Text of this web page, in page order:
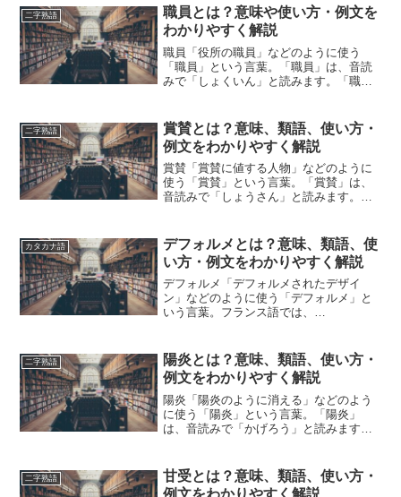
について、小説などの用例を紹介しなが
ら、わかりやすく解説して...
二字熟語
職員とは？意味や使い方・例文を
わかりやすく解説
職員「役所の職員」などのように使う
「職員」という言葉。「職員」は、音読
みで「しょくいん」と読みます。「職
い方について、小説などの用例を紹介し
て、わかりやすく解説していき...
二字熟語
賞賛とは？意味、類語、使い方・
例文をわかりやすく解説
賞賛「賞賛に値する人物」などのように
使う「賞賛」という言葉。「賞賛」は、
音読みで「しょうさん」と読みます。
や使い方や類語について、小説などの用
例を紹介しながら、わかりや...
カタカナ語
デフォルメとは？意味、類語、使
い方・例文をわかりやすく解説
デフォルメ「デフォルメされたデザイ
ン」などのように使う「デフォルメ」と
いう言葉。フランス語では、
うか？この記事では「デフォルメ」の意
味や使い方や類語について、小...
二字熟語
陽炎とは？意味、類語、使い方・
例文をわかりやすく解説
陽炎「陽炎のように消える」などのよう
に使う「陽炎」という言葉。「陽炎」
は、音読みで「かげろう」と読みます。
や使い方や類語について、小説などの用
例を紹介しながら、わかりや...
二字熟語
甘受とは？意味、類語、使い方・
例文をわかりやすく解説